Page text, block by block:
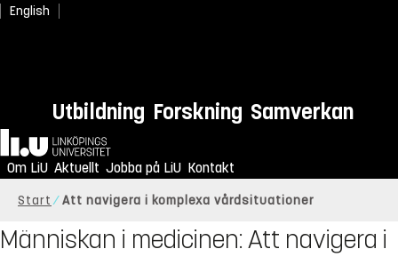
English
Utbildning Forskning Samverkan
Hem
Om LiU Aktuellt Jobba på LiU Kontakt
Start Att navigera i komplexa vårdsituationer
Människan i medicinen: Att navigera i